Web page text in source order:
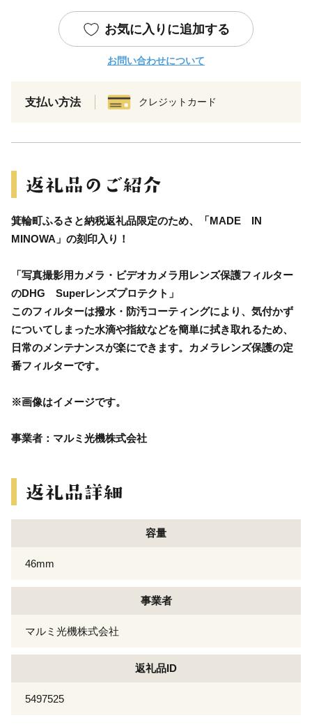
お気に入りに追加する
お問い合わせについて
支払い方法 クレジットカード
箕輪町ふるさと納税返礼品限定のため、「MADE IN
MINOWA」の刻印入り！
「写真撮影用カメラ・ビデオカメラ用レンズ保護フィルター
のDHG Superレンズプロテクト」
このフィルターは撥水・防汚コーティングにより、気付かず
についてしまった水滴や指紋などを簡単に拭き取れるため、
日常のメンテナンスが楽にできます。カメラレンズ保護の定
番フィルターです。
※画像はイメージです。
事業者：マルミ光機株式会社
容量
46mm
事業者
マルミ光機株式会社
返礼品ID
5497525